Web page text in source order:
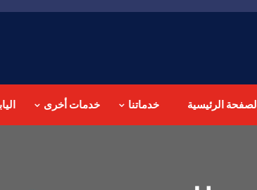
الصفحة الرئيسية خدماتنا خدمات أخرى